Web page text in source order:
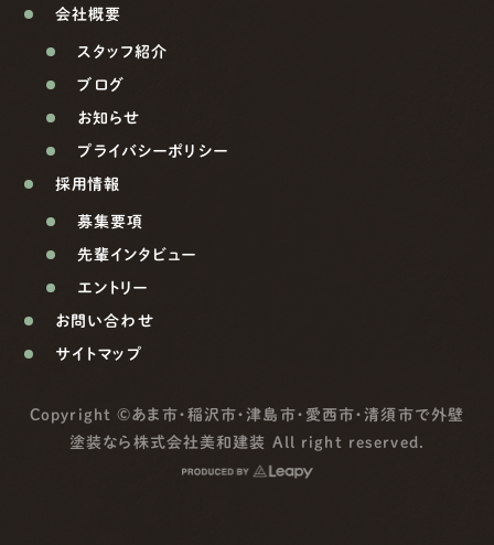
会社概要
スタッフ紹介
ブログ
お知らせ
プライバシーポリシー
採用情報
募集要項
先輩インタビュー
エントリー
お問い合わせ
サイトマップ
Copyright ©あま市・稲沢市・津島市・愛西市・清須市で外壁
塗装なら株式会社美和建装 All right reserved.